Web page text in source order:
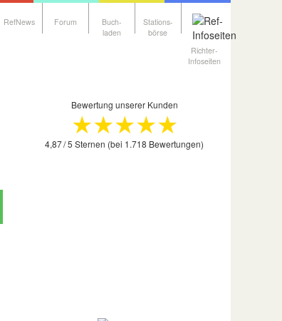
RefNews Forum
Buch-
laden
Stations-
börse
Richter-
Infoseiten
Bewertung unserer Kunden
★★★★★
4,87 / 5 Sternen (bei 1.718 Bewertungen)